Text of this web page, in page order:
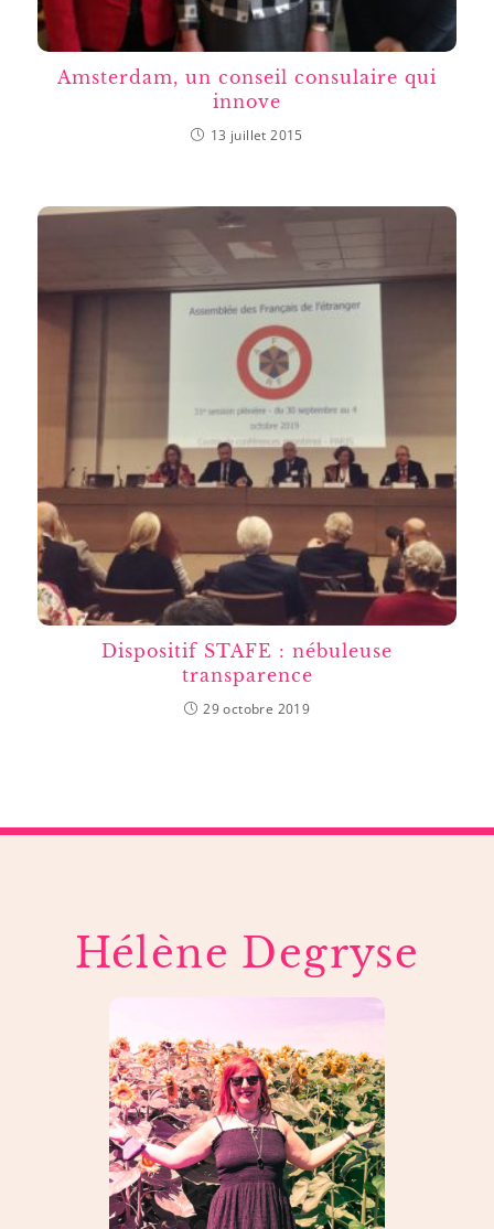
Amsterdam, un conseil consulaire qui
innove
13 juillet 2015
Dispositif STAFE : nébuleuse
transparence
29 octobre 2019
Hélène Degryse